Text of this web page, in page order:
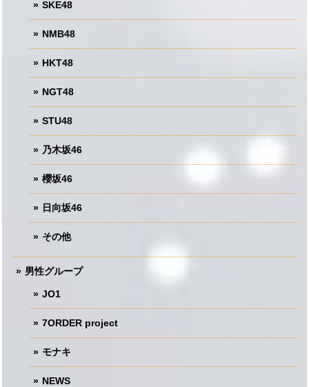
SKE48
NMB48
HKT48
NGT48
STU48
乃木坂46
櫻坂46
日向坂46
その他
男性グループ
JO1
7ORDER project
モナキ
NEWS